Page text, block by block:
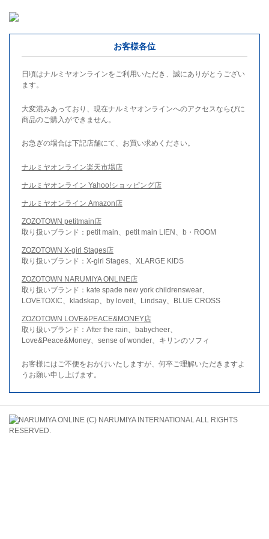
お客様各位
日頃はナルミヤオンラインをご利用いただき、誠にありがとうござい
ます。
大変混みあっており、現在ナルミヤオンラインへのアクセスならびに
商品のご購入ができません。
お急ぎの場合は下記店舗にて、お買い求めください。
ナルミヤオンライン楽天市場店
ナルミヤオンライン Yahoo!ショッピング店
ナルミヤオンライン Amazon店
ZOZOTOWN petitmain店
取り扱いブランド：petit main、petit main LIEN、b・ROOM
ZOZOTOWN X-girl Stages店
取り扱いブランド：X-girl Stages、XLARGE KIDS
ZOZOTOWN NARUMIYA ONLINE店
取り扱いブランド：kate spade new york childrenswear、
LOVETOXIC、kladskap、by loveit、Lindsay、BLUE CROSS
ZOZOTOWN LOVE&PEACE&MONEY店
取り扱いブランド：After the rain、babycheer、
Love&Peace&Money、sense of wonder、キリンのソフィ
お客様にはご不便をおかけいたしますが、何卒ご理解いただきますよ
うお願い申し上げます。